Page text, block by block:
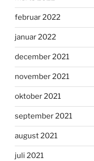
februar 2022
januar 2022
december 2021
november 2021
oktober 2021
september 2021
august 2021
juli 2021